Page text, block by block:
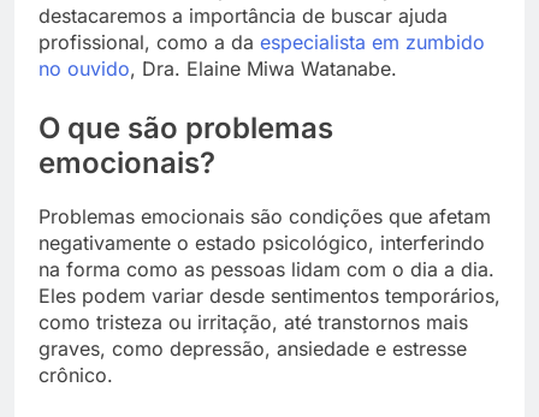
destacaremos a importância de buscar ajuda
profissional, como a da especialista em zumbido
no ouvido, Dra. Elaine Miwa Watanabe.
O que são problemas
emocionais?
Problemas emocionais são condições que afetam
negativamente o estado psicológico, interferindo
na forma como as pessoas lidam com o dia a dia.
Eles podem variar desde sentimentos temporários,
como tristeza ou irritação, até transtornos mais
graves, como depressão, ansiedade e estresse
crônico.